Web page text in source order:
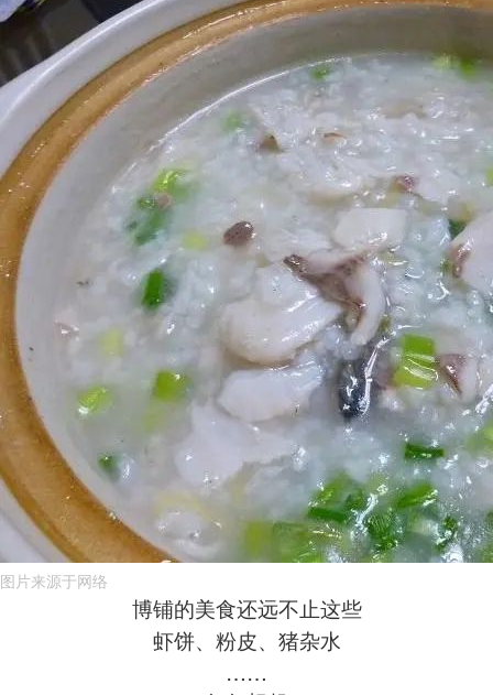
图片来源于网络
博铺的美食还远不止这些
虾饼、粉皮、猪杂水
……